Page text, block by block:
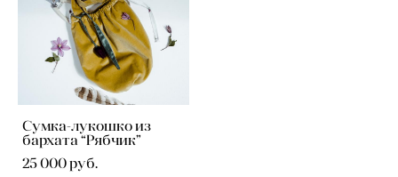
Сумка-лукошко из
бархата “Рябчик”
25 000 pуб.